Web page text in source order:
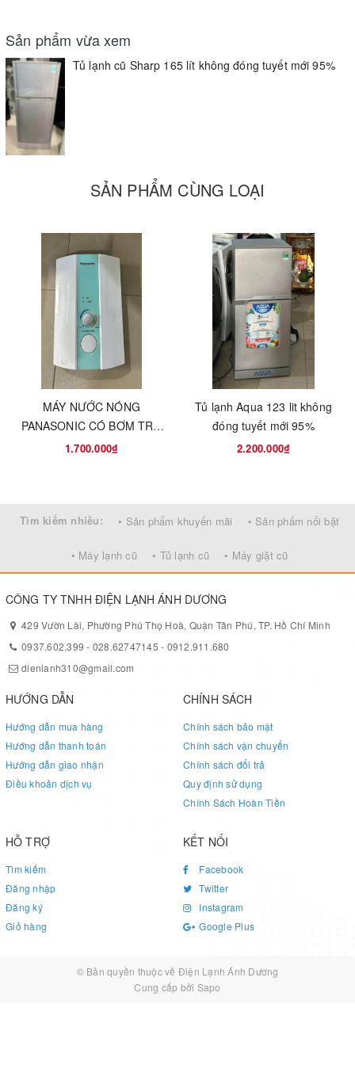
Điện thoại : - 0912911680 - 0937602399 -0977993598
Web :www.sieuthidienmaycuhcm.com
Sản phẩm vừa xem
Tủ lạnh cũ Sharp 165 lít không đóng tuyết mới 95%
SẢN PHẨM CÙNG LOẠI
MÁY NƯỚC NÓNG
PANASONIC CÓ BƠM TRỢ
LỰC - MADE IN THÁI LAN
1.700.000₫
Tủ lạnh Aqua 123 lit không
đóng tuyết mới 95%
2.200.000₫
Tìm kiếm nhiều: • Sản phẩm khuyến mãi • Sản phẩm nổi bật
• Máy lạnh cũ • Tủ lạnh cũ • Máy giặt cũ
CÔNG TY TNHH ĐIỆN LẠNH ÁNH DƯƠNG
429 Vườn Lài, Phường Phú Thọ Hoà, Quận Tân Phú, TP. Hồ Chí Minh
0937.602.399 - 028.62747145 - 0912.911.680
dienlanh310@gmail.com
HƯỚNG DẪN
Hướng dẫn mua hàng
Hướng dẫn thanh toán
Hướng dẫn giao nhận
Điều khoản dịch vụ
CHÍNH SÁCH
Chính sách bảo mật
Chính sách vận chuyển
Chính sách đổi trả
Quy định sử dụng
Chính Sách Hoàn Tiền
HỖ TRỢ
Tìm kiếm
Đăng nhập
Đăng ký
Giỏ hàng
KẾT NỐI
Facebook
Twitter
Instagram
Google Plus
© Bản quyền thuộc về Điện Lạnh Ánh Dương
Cung cấp bởi Sapo